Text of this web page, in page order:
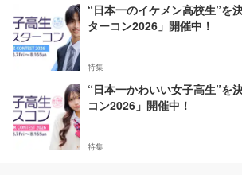
“日本一のイケメン高校生”を
ターコン2026」開催中！
特集
“日本一かわいい女子高生”を
コン2026」開催中！
特集